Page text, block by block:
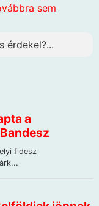
sem
érdekel?...